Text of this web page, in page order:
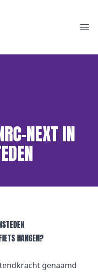
NEXT IN
HANGEN?
genaamd